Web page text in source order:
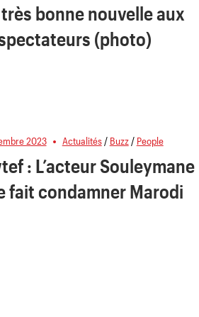
bonne nouvelle aux
(photo)
2023 Actualités/ Buzz/ People
: L’acteur Souleymane
fait condamner Marodi